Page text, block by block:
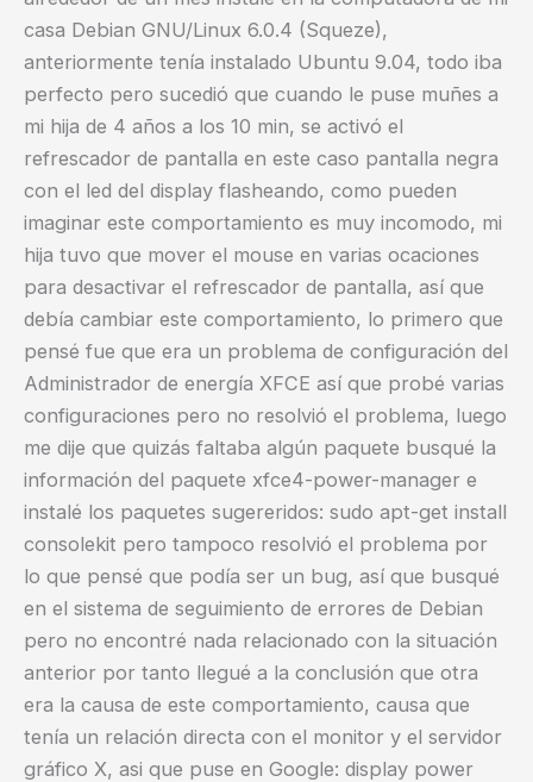
casa Debian GNU/Linux 6.0.4 (Squeze),
anteriormente tenía instalado Ubuntu 9.04, todo iba
perfecto pero sucedió que cuando le puse muñes a
mi hija de 4 años a los 10 min, se activó el
refrescador de pantalla en este caso pantalla negra
con el led del display flasheando, como pueden
imaginar este comportamiento es muy incomodo, mi
hija tuvo que mover el mouse en varias ocaciones
para desactivar el refrescador de pantalla, así que
debía cambiar este comportamiento, lo primero que
pensé fue que era un problema de configuración del
Administrador de energía XFCE así que probé varias
configuraciones pero no resolvió el problema, luego
me dije que quizás faltaba algún paquete busqué la
información del paquete xfce4-power-manager e
instalé los paquetes sugereridos: sudo apt-get install
consolekit pero tampoco resolvió el problema por
lo que pensé que podía ser un bug, así que busqué
en el sistema de seguimiento de errores de Debian
pero no encontré nada relacionado con la situación
anterior por tanto llegué a la conclusión que otra
era la causa de este comportamiento, causa que
tenía un relación directa con el monitor y el servidor
gráfico X, asi que puse en Google: display power